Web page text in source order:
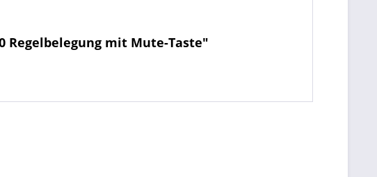
Regelbelegung mit Mute-Taste"